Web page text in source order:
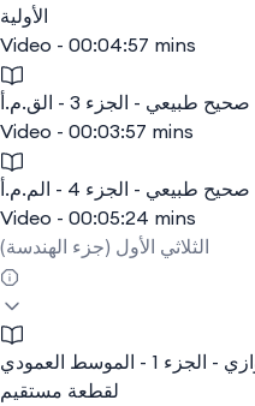
الأولية
Video - 00:04:57 mins
Video - 00:03:57 mins
Video - 00:05:24 mins
الثلاثي الأول (جزء الهندسة)
الهندسة - المحور 01 - التّعامد و التّوازي - الجزء 1 - الموسط العمودي
لقطعة مستقيم